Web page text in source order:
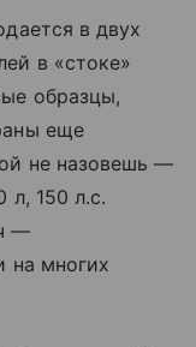
в двух
в «стоке»
образцы,
еще
не назовешь —
л, 150 л.с.
—
на многих